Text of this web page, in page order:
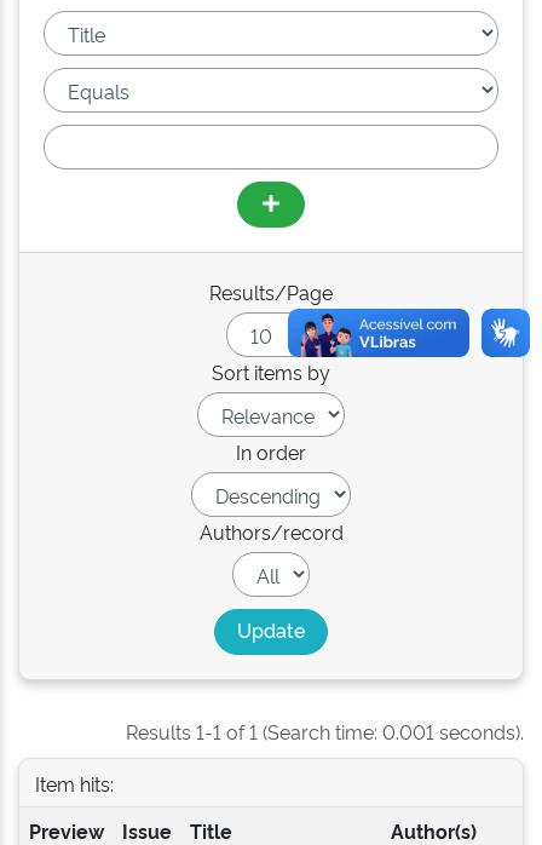
Results/Page
Sort items by
In order
Authors/record
Results 1-1 of 1 (Search time: 0.001 seconds).
Item hits:
Preview
Issue
Title Author(s)